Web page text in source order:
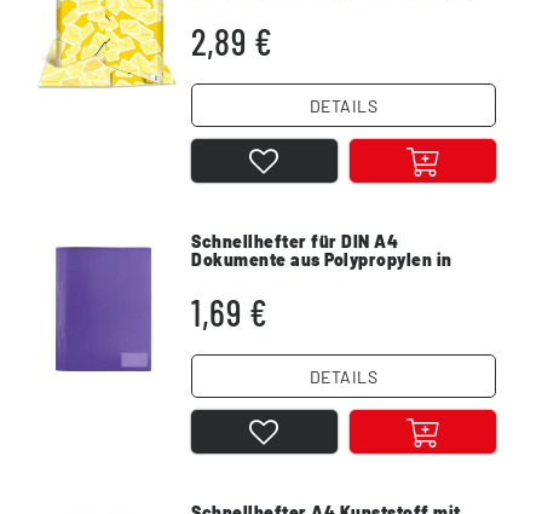
2,89 €
DETAILS
Schnellhefter für DIN A4
Dokumente aus Polypropylen in
1,69 €
DETAILS